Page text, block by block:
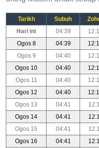
Tarikh Subuh
Hari ini
04:39
Ogos 8
04:39
Ogos 9
04:40
Ogos 10
04:40
Ogos 11
04:40
Ogos 12
04:40
Ogos 13
04:41
Ogos 14
04:41
Ogos 15
04:41
Ogos 16
04:41